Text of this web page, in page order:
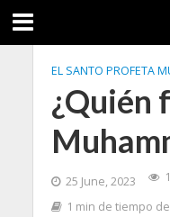
EL SANTO PROFETA
¿Quién
25 June, 2023
1 min de tiempo